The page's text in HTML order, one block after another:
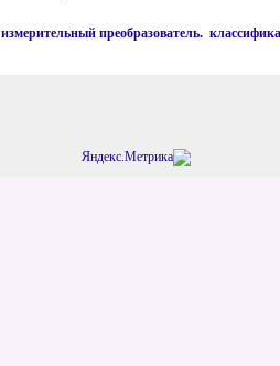
измерительный преобразователь.